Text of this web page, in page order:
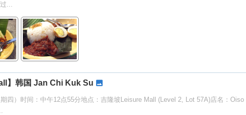
...
】韩国 Jan Chi Kuk Su
四）时间：中午12点55分地点：吉隆坡Leisure Mall (Level 2, Lot 57A)店名：